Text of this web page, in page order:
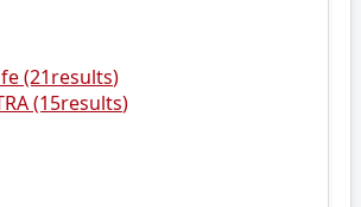
(21results)
(15results)